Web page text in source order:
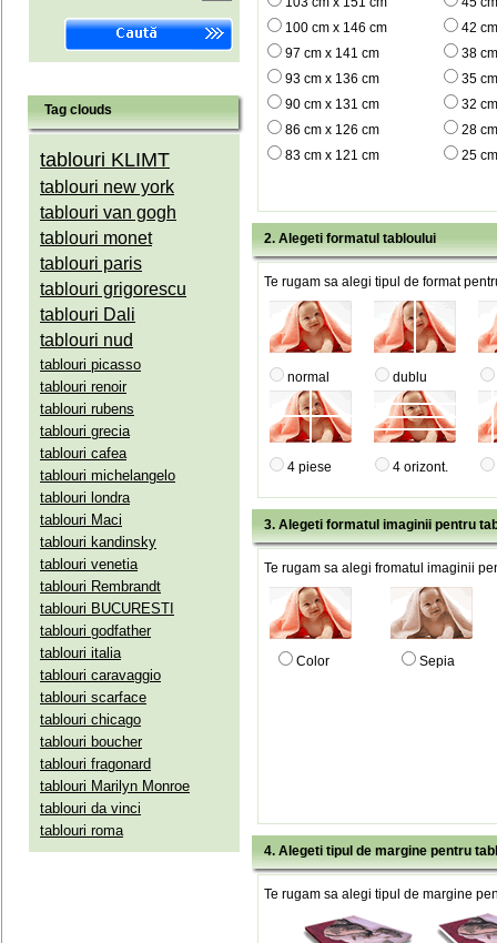
Tag clouds
tablouri KLIMT
tablouri new york
tablouri van gogh
tablouri monet
tablouri paris
tablouri grigorescu
tablouri Dali
tablouri nud
tablouri picasso
tablouri renoir
tablouri rubens
tablouri grecia
tablouri cafea
tablouri michelangelo
tablouri londra
tablouri Maci
tablouri kandinsky
tablouri venetia
tablouri Rembrandt
tablouri BUCURESTI
tablouri godfather
tablouri italia
tablouri caravaggio
tablouri scarface
tablouri chicago
tablouri boucher
tablouri fragonard
tablouri Marilyn Monroe
tablouri da vinci
tablouri roma
100 cm x 146 cm
42
97 cm x 141 cm
38
93 cm x 136 cm
35
90 cm x 131 cm
32
86 cm x 126 cm
28
83 cm x 121 cm
25
2. Alegeti formatul tabloului
Te rugam sa alegi tipul de format
normal dublu
4 piese 4 orizont.
3. Alegeti formatul imaginii pentru
Te rugam sa alegi fromatul imaginii
Color Sepia
4. Alegeti tipul de margine pentru
Te rugam sa alegi tipul de margine